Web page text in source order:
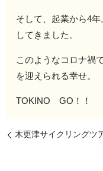
そして、起業から4
してきました。
このようなコロナ禍
を迎えられる幸せ。
TOKINO GO！！
木更津サイクリングツ